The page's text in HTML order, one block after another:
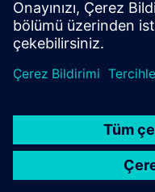
Daha fazla bilgi edinin